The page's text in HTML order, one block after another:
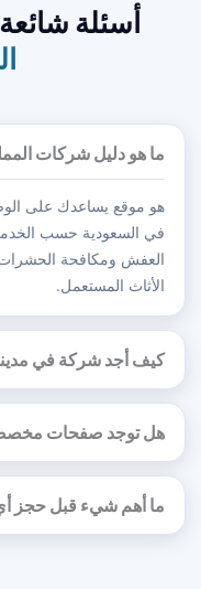
أسئلة
ما هو دليل شركات
هو موقع يساعدك على
في السعودية حسب
العفش ومكافحة
الأثاث المستعمل.
كيف أجد شركة في
هل توجد صفحات
ما أهم شيء قبل حجز